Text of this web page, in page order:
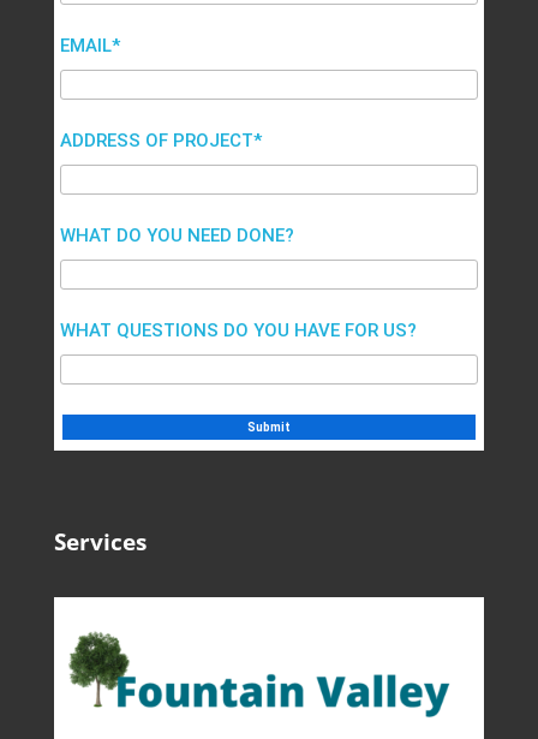
EMAIL*
ADDRESS OF PROJECT*
WHAT DO YOU NEED DONE?
WHAT QUESTIONS DO YOU HAVE FOR US?
Services